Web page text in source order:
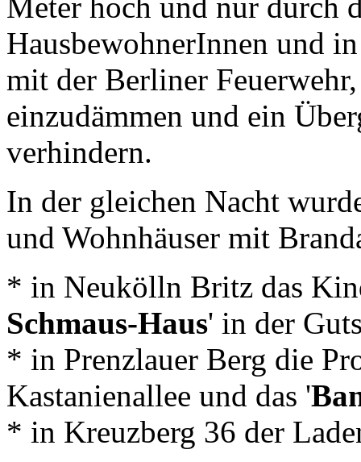
HausbewohnerInnen und
mit der Berliner Feuerwehr,
einzudämmen und ein
verhindern.
In der gleichen Nacht
und Wohnhäuser mit
* in Neukölln Britz das
Schmaus-Haus' in der
* in Prenzlauer Berg die
Kastanienallee und das '
* in Kreuzberg 36 der